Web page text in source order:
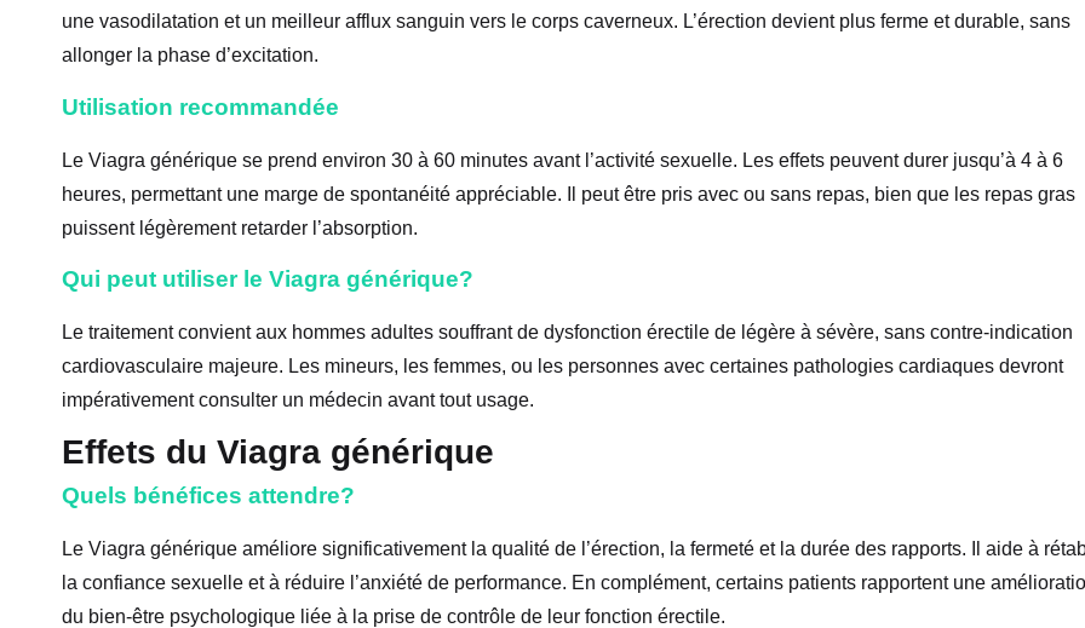
une vasodilatation et un meilleur afflux sanguin vers le corps caverneux. L’érection devient plus ferme et durable, sans
allonger la phase d’excitation.
Utilisation recommandée
Le Viagra générique se prend environ 30 à 60 minutes avant l’activité sexuelle. Les effets peuvent durer jusqu’à 4 à 6
heures, permettant une marge de spontanéité appréciable. Il peut être pris avec ou sans repas, bien que les repas gras
puissent légèrement retarder l’absorption.
Qui peut utiliser le Viagra générique?
Le traitement convient aux hommes adultes souffrant de dysfonction érectile de légère à sévère, sans contre-indication
cardiovasculaire majeure. Les mineurs, les femmes, ou les personnes avec certaines pathologies cardiaques devront
impérativement consulter un médecin avant tout usage.
Effets du Viagra générique
Quels bénéfices attendre?
Le Viagra générique améliore significativement la qualité de l’érection, la fermeté et la durée des rapports. Il aide à
la confiance sexuelle et à réduire l’anxiété de performance. En complément, certains patients rapportent une
du bien-être psychologique liée à la prise de contrôle de leur fonction érectile.